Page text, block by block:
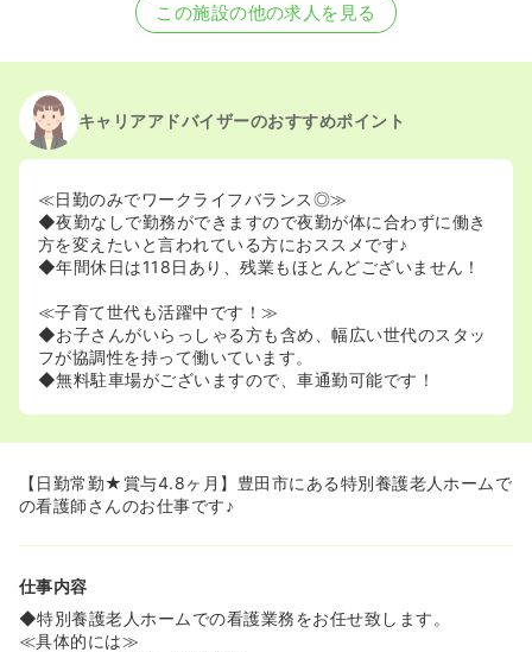
この施設の他の求人を見る
キャリアアドバイザーのおすすめポイント
≪日勤のみでワークライフバランス◎≫
◆夜勤なしで勤務ができますので夜勤が体に合わずに働き
方を変えたいと言われている方におススメです♪
◆年間休日は118日あり、残業もほとんどございません！
≪子育て世代も活躍中です！≫
◆お子さんがいらっしゃる方も含め、幅広い世代のスタッ
フが協調性を持って働いています。
◆無料駐車場がございますので、車通勤可能です！
【日勤常勤★賞与4.8ヶ月】豊田市にある特別養護老人ホームで
の看護師さんのお仕事です♪
仕事内容
◆特別養護老人ホームでの看護業務をお任せ致します。
≪具体的には≫